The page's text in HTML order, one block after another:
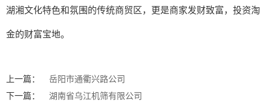
湖湘文化特色和氛围的传统商贸区，更是商家发财致富，投资淘
金的财富宝地。
上一篇：
岳阳市通衢兴路公司
下一篇：
湖南省乌江机筛有限公司